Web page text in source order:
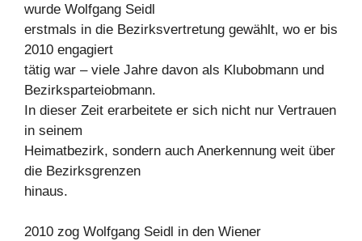
wurde Wolfgang Seidl
erstmals in die Bezirksvertretung gewählt, wo er bis
2010 engagiert
tätig war – viele Jahre davon als Klubobmann und
Bezirksparteiobmann.
In dieser Zeit erarbeitete er sich nicht nur Vertrauen
in seinem
Heimatbezirk, sondern auch Anerkennung weit über
die Bezirksgrenzen
hinaus.
2010 zog Wolfgang Seidl in den Wiener